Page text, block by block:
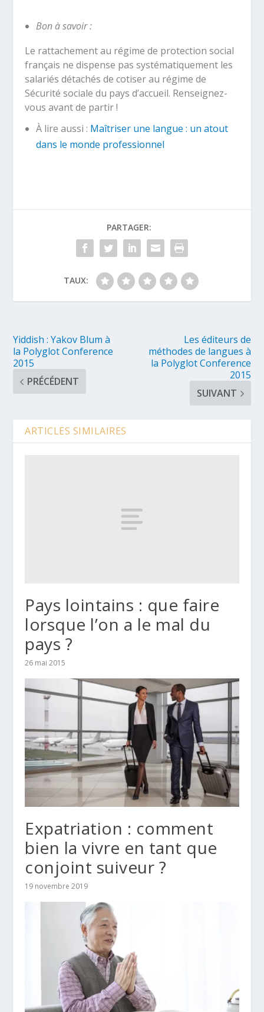
Bon à savoir :
Le rattachement au régime de protection social
français ne dispense pas systématiquement les
salariés détachés de cotiser au régime de
Sécurité sociale du pays d’accueil. Renseignez-
vous avant de partir !
À lire aussi : Maîtriser une langue : un atout
dans le monde professionnel
PARTAGER:
TAUX:
Yiddish : Yakov Blum à
la Polyglot Conference
2015
PRÉCÉDENT
Les éditeurs de
méthodes de langues à
la Polyglot Conference
2015
SUIVANT
ARTICLES SIMILAIRES
Pays lointains : que faire
lorsque l’on a le mal du
pays ?
26 mai 2015
Expatriation : comment
bien la vivre en tant que
conjoint suiveur ?
19 novembre 2019